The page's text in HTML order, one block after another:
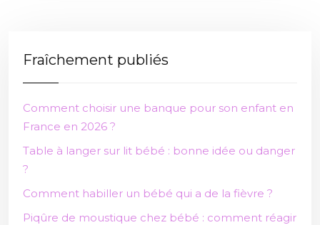
Fraîchement publiés
Comment choisir une banque pour son enfant en
France en 2026 ?
Table à langer sur lit bébé : bonne idée ou danger
?
Comment habiller un bébé qui a de la fièvre ?
Piqûre de moustique chez bébé : comment réagir